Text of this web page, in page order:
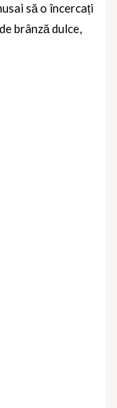
să o încercați
brânză dulce,